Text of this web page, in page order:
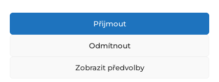
Přijmout
Odmítnout
Zobrazit předvolby
602 00 Brno
jsou určeny výhradně ke studijním
konkrétní investiční doporučení.
Více informací naleznete